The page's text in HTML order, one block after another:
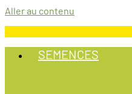
Aller au contenu
SEMENCES